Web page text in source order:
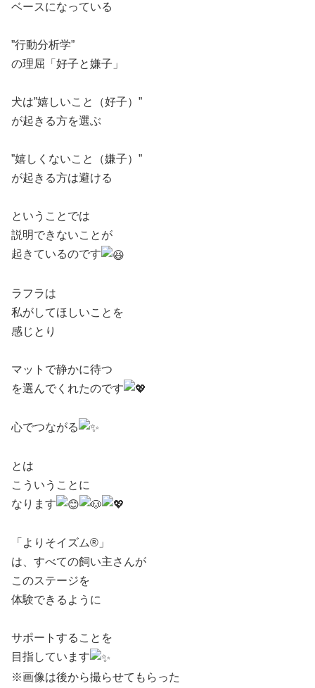
ベースになっている
”行動分析学”
の理屈「好子と嫌子」
犬は”嬉しいこと（好子）”
が起きる方を選ぶ
”嬉しくないこと（嫌子）”
が起きる方は避ける
ということでは
説明できないことが
起きているのです
ラフラは
私がしてほしいことを
感じとり
マットで静かに待つ
を選んでくれたのです
心でつながる
とは
こういうことに
なります
「よりそイズム®」
は、すべての飼い主さんが
このステージを
体験できるように
サポートすることを
目指しています
※画像は後から撮らせてもらった